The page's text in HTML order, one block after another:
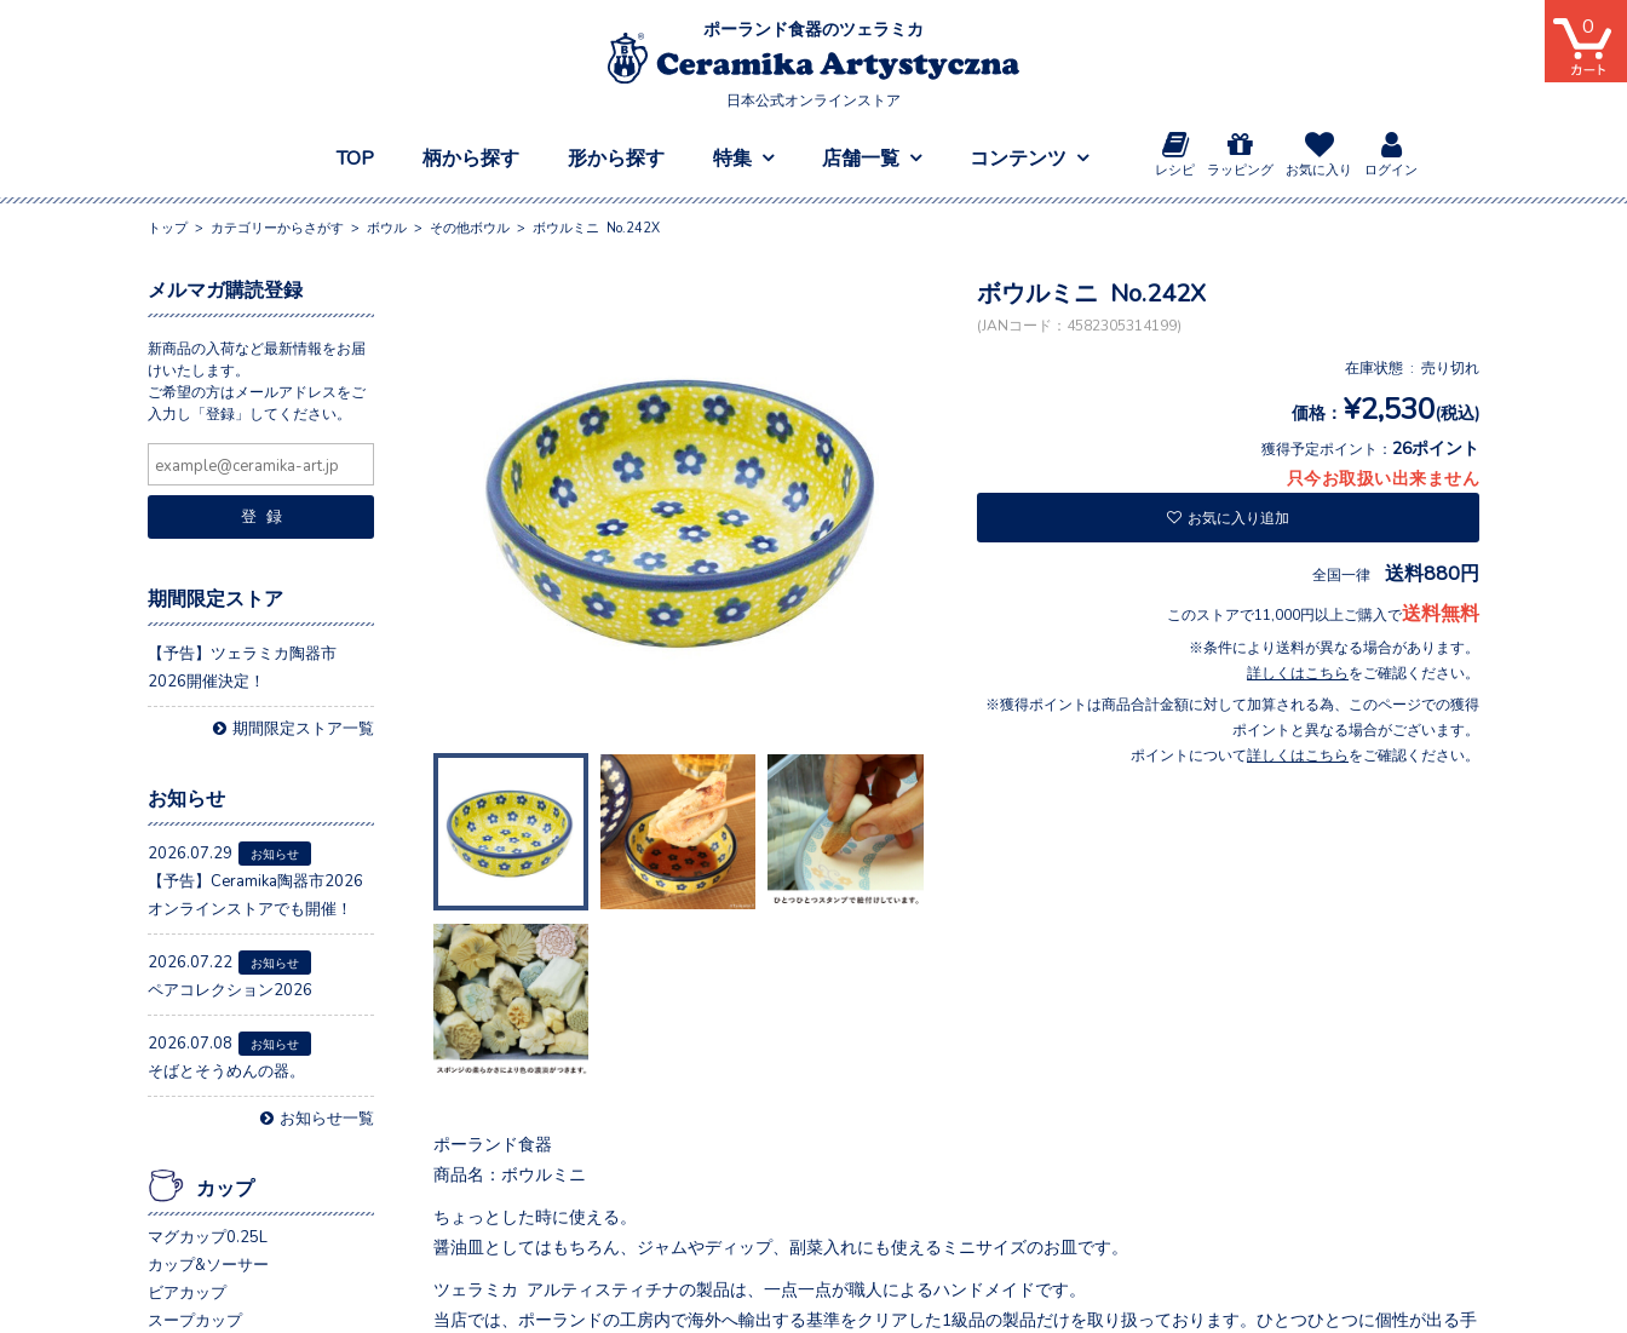
ポーランド食器のツェラミカ
日本公式オンラインストア
TOP 柄から探す 形から探す 特集 店舗一覧 コンテンツ
レシピ ラッピング お気に入り ログイン
0
トップ> カテゴリーからさがす > ボウル > その他ボウル > ボウルミニ No.242X
ボウルミニ No.242X
(JANコード：4582305314199)
在庫状態 : 売り切れ
価格： ¥2,530(税込)
獲得予定ポイント： 26ポイント
只今お取扱い出来ません
お気に入り追加
全国一律 送料880円
このストアで11,000円以上ご購入で送料無料
条件により送料が異なる場合があります。
詳しくはこちら をご確認ください。
獲得ポイントは商品合計金額に対して加算される為、このページでの獲得
ポイントと異なる場合がございます。
ポイントについて詳しくはこちら をご確認ください。
ポーランド食器
商品名：ボウルミニ
ちょっとした時に使える。
醤油皿としてはもちろん、ジャムやディップ、副菜入れにも使えるミニサイズのお皿です。
ツェラミカ アルティスティチナの製品は、一点一点が職人によるハンドメイドです。
当店では、ポーランドの工房内で海外へ輸出する基準をクリアした1級品の製品だけを取り扱っております。ひとつひとつに個性が出る手
メルマガ購読登録
新商品の入荷など最新情報をお届
けいたします。
ご希望の方はメールアドレスをご
入力し「登録」してください。
期間限定ストア
【予告】ツェラミカ陶器市
2026開催決定！
期間限定ストア一覧
お知らせ
2026.07.29 お知らせ
【予告】Ceramika陶器市2026
オンラインストアでも開催！
2026.07.22 お知らせ
ペアコレクション2026
2026.07.08 お知らせ
そばとそうめんの器。
お知らせ一覧
カップ
マグカップ0.25L
カップ&ソーサー
ビアカップ
スープカップ